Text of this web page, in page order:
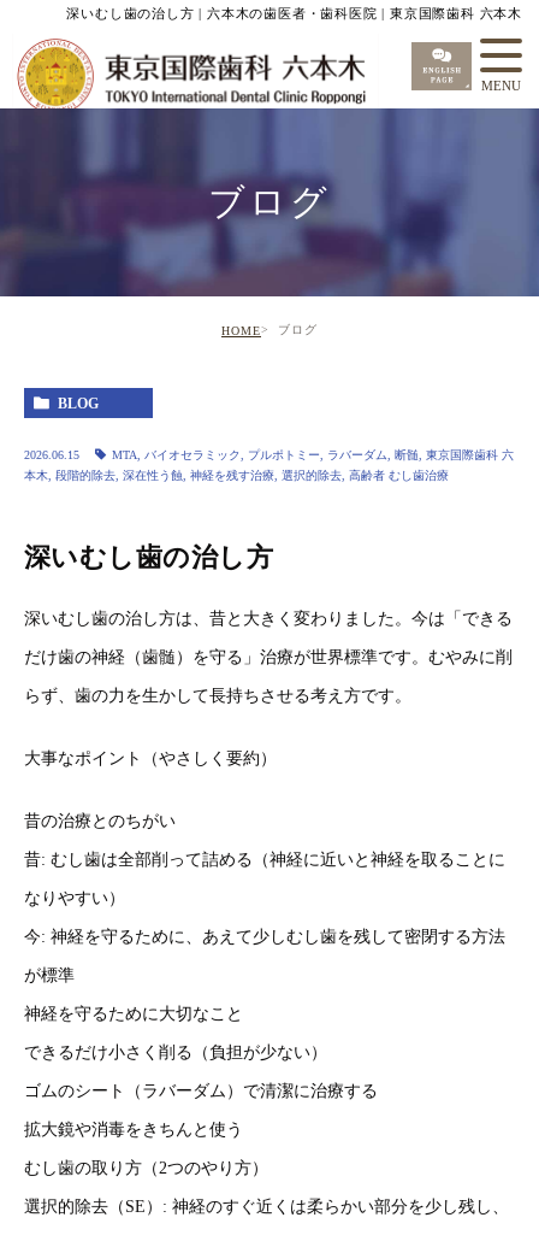
深いむし歯の治し方 | 六本木の歯医者・歯科医院 | 東京国際歯科 六本木
ブログ
HOME ブログ
BLOG
2026.06.15 MTA, バイオセラミック, プルポトミー, ラバーダム, 断髄, 東京国際歯科 六
本木, 段階的除去, 深在性う蝕, 神経を残す治療, 選択的除去, 高齢者 むし歯治療
深いむし歯の治し方
深いむし歯の治し方は、昔と大きく変わりました。今は「できる
だけ歯の神経（歯髄）を守る」治療が世界標準です。むやみに削
らず、歯の力を生かして長持ちさせる考え方です。
大事なポイント（やさしく要約）
昔の治療とのちがい
昔: むし歯は全部削って詰める（神経に近いと神経を取ることに
なりやすい）
今: 神経を守るために、あえて少しむし歯を残して密閉する方法
が標準
神経を守るために大切なこと
できるだけ小さく削る（負担が少ない）
ゴムのシート（ラバーダム）で清潔に治療する
拡大鏡や消毒をきちんと使う
むし歯の取り方（2つのやり方）
選択的除去（SE）: 神経のすぐ近くは柔らかい部分を少し残し、